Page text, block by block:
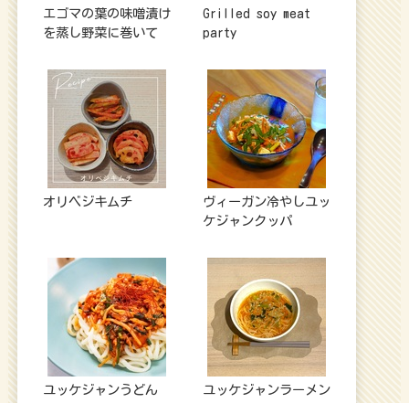
エゴマの葉の味噌漬け
を蒸し野菜に巻いて
Grilled soy meat
party
オリベジキムチ
ヴィーガン冷やしユッ
ケジャンクッパ
ユッケジャンうどん ユッケジャンラーメン